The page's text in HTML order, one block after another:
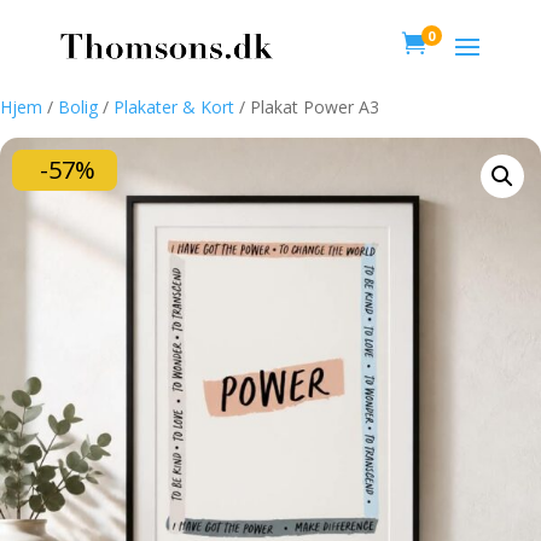
0
Hjem / Bolig / Plakater & Kort / Plakat Power A3
-57%